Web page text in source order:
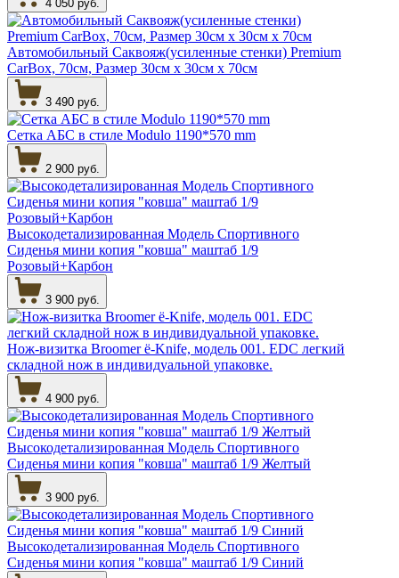
4 050 руб.
Автомобильный Саквояж(усиленные стенки) Premium
CarBox, 70см, Размер 30см х 30см х 70см
3 490 руб.
Сетка АБС в стиле Modulo 1190*570 mm
2 900 руб.
Высокодетализированная Модель Спортивного
Сиденья мини копия "ковша" маштаб 1/9
Розовый+Карбон
3 900 руб.
Нож-визитка Broomer ё-Knife, модель 001. EDC легкий
складной нож в индивидуальной упаковке.
4 900 руб.
Высокодетализированная Модель Спортивного
Сиденья мини копия "ковша" маштаб 1/9 Желтый
3 900 руб.
Высокодетализированная Модель Спортивного
Сиденья мини копия "ковша" маштаб 1/9 Синий